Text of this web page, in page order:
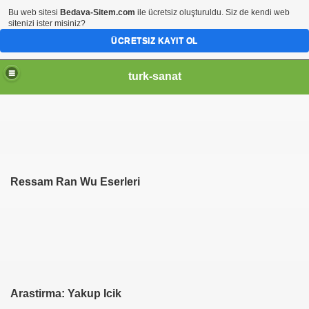
turk-sanat
Ressam Ran Wu Eserleri
Arastirma: Yakup Icik
Bu web sitesi Bedava-Sitem.com ile ücretsiz oluşturuldu. Siz de kendi web
sitenizi ister misiniz?
ÜCRETSIZ KAYIT OL